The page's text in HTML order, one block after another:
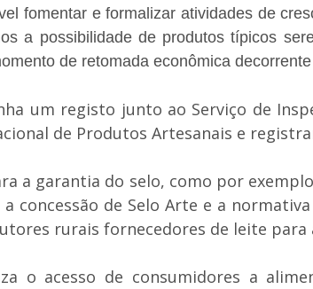
fomentar e formalizar atividades de
a possibilidade de produtos típicos
de retomada econômica
um registo junto ao Serviço de
de Produtos Artesanais e
a garantia do selo, como por
de Selo Arte e a
rurais fornecedores de leite
o acesso de consumidores a